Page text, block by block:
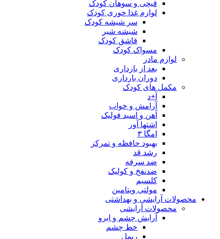
قیچی و سوهان کودک
لوازم غذا خوری کودک
سر شیشه کودک
شیشه شیر
قاشق کودک
مسواک کودک
لوازم مادر
بعد از بارداری
دوران بارداری
مکمل های کودک
آ+د
آرامش و خواب
آهن و اسید فولیک
اشتها آور
امگا ۳
بهبود حافظه و تمرکز
رشد قد
ضد سرفه
ضدنفخ و کولیک
کلسیم
مولتی ویتامین
محصولات آرایشی و بهداشتی
محصولات آرایشی
آرایش چشم و ابرو
خط چشم
ریمل